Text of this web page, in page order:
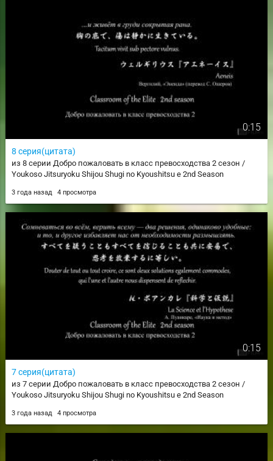
0:15
8 серия(цитата)
из 8 серии Добро пожаловать в класс превосходства 2 сезон /
Youkoso Jitsuryoku Shijou Shugi no Kyoushitsu e 2nd Season
3 года назад 4 просмотра
0:15
7 серия(цитата)
из 7 серии Добро пожаловать в класс превосходства 2 сезон /
Youkoso Jitsuryoku Shijou Shugi no Kyoushitsu e 2nd Season
3 года назад 4 просмотра